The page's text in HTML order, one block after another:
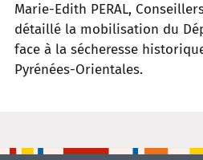
Marie-Edith PERAL,
détaillé la mobilisation du
face à la sécheresse
Pyrénées-Orientales.